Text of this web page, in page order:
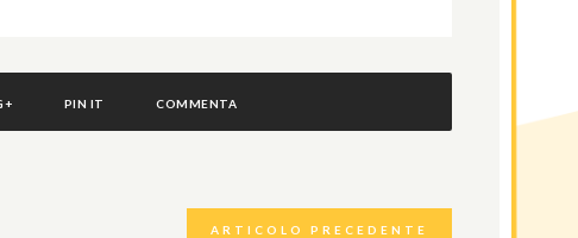
PIN IT COMMENTA
ARTICOLO PRECEDENTE